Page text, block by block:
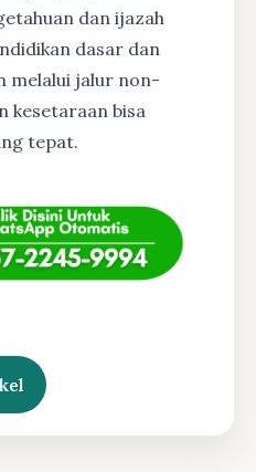
dan ijazah
dasar dan
melalui jalur non-
kesetaraan bisa
tepat.